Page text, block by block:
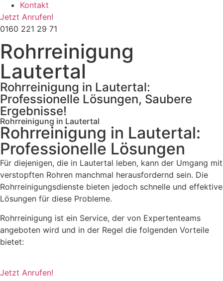
Kontakt
Jetzt Anrufen!
0160 221 29 71
Rohrreinigung
Lautertal
Rohrreinigung in Lautertal:
Professionelle Lösungen, Saubere
Ergebnisse!
Rohrreinigung in Lautertal
Rohrreinigung in Lautertal:
Professionelle Lösungen
Für diejenigen, die in Lautertal leben, kann der Umgang mit
verstopften Rohren manchmal herausfordernd sein. Die
Rohrreinigungsdienste bieten jedoch schnelle und effektive
Lösungen für diese Probleme.
Rohrreinigung ist ein Service, der von Expertenteams
angeboten wird und in der Regel die folgenden Vorteile
bietet:
Jetzt Anrufen!